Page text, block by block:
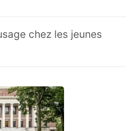
chez les jeunes